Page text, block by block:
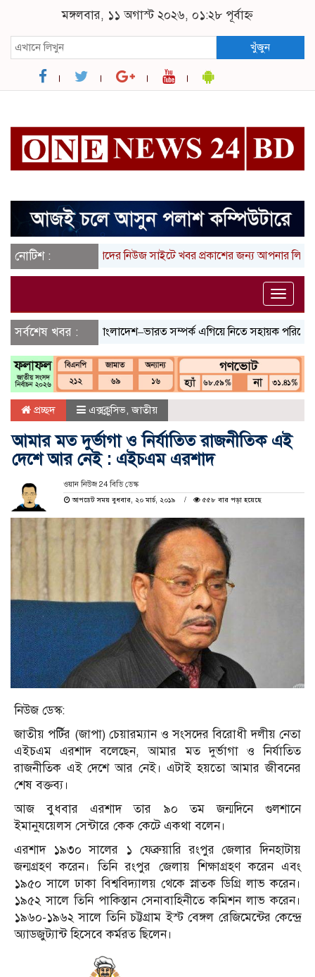
মঙ্গলবার, ১১ অগাস্ট ২০২৬, ০১:২৮ পূর্বাহ্ন
খুঁজুন
নোটিশ :আমাদের নিউজ সাইটে খবর প্রকাশের জন্য আপনার লিখা
Toggle
সর্বশেষ খবর :বাংলাদেশ–ভারত সম্পর্ক এগিয়ে নিতে সহায়ক পরিবেশ চায় ঢাকা
প্রচ্ছদ এক্সক্লুসিভ,জাতীয়
আমার মত দুর্ভাগা ও নির্যাতিত রাজনীতিক এই
দেশে আর নেই : এইচএম এরশাদ
ওয়ান নিউজ 24 বিডি ডেস্ক
আপডেট সময় বুধবার, ২০ মার্চ, ২০১৯
৫৫৮ বার পড়া হয়েছে
নিউজ ডেস্ক:
জাতীয় পর্টির (জাপা) চেয়ারম্যান ও সংসদের বিরোধী দলীয় নেতা
এইচএম এরশাদ বলেছেন, আমার মত দুর্ভাগা ও নির্যাতিত
রাজনীতিক এই দেশে আর নেই। এটাই হয়তো আমার জীবনের
শেষ বক্তব্য।
আজ বুধবার এরশাদ তার ৯০ তম জন্মদিনে গুলশানে
ইমানু্যয়েলস সেন্টারে কেক কেটে একথা বলেন।
এরশাদ ১৯৩০ সালের ১ ফেব্রুয়ারি রংপুর জেলার দিনহাটায়
জন্মগ্রহণ করেন। তিনি রংপুর জেলায় শিক্ষাগ্রহণ করেন এবং
১৯৫০ সালে ঢাকা বিশ্ববিদ্যালয় থেকে স্নাতক ডিগ্রি লাভ করেন।
১৯৫২ সালে তিনি পাকিস্তান সেনাবাহিনীতে কমিশন লাভ করেন।
১৯৬০-১৯৬২ সালে তিনি চট্টগ্রাম ইস্ট বেঙ্গল রেজিমেন্টের কেন্দ্রে
অ্যাডজুট্যান্ট হিসেবে কর্মরত ছিলেন।